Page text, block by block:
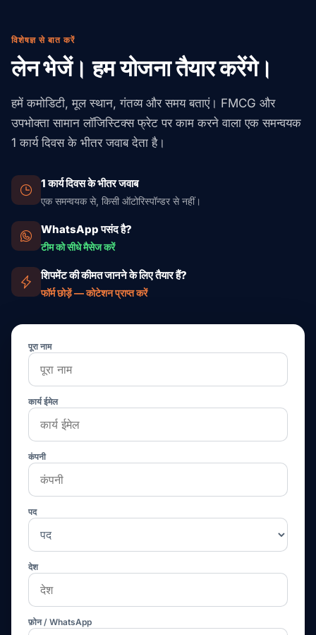
ANVISA (ब्राज़ील), और ISP (चिली) खाद्य, कॉस्मेटिक्स और पर्सनल
केयर को मंज़ूरी देते हैं. हमारा पार्टनर नेटवर्क देश विशेषज्ञ और प्री-
क्लियरेंस पेपरवर्क तैयार रखता है, ताकि आपके शिपमेंट बिना अप्रत्याशित
रुकावट के चलते रहें.
तापमान-नियंत्रित ULD (Envirotainer, va-Q-tec) के साथ IATA
सुरक्षा ऑडिट के लिए HACCP पेपरवर्क, तापमान लॉग और चेन-ऑफ-
है तो हमारी टीम दावों को संभालती है, जिसमें तेज़ स्वैप शिपमेंट शामिल हैं.
विशेषज्ञ से बात करें
लेन भेजें। हम योजना तैयार करेंगे।
हमें कमोडिटी, मूल स्थान, गंतव्य और समय बताएं। FMCG और
उपभोक्ता सामान लॉजिस्टिक्स फ्रेट पर काम करने वाला एक समन्वयक
1 कार्य दिवस के भीतर जवाब देता है।
1 कार्य दिवस के भीतर जवाब
एक समन्वयक से, किसी ऑटोरिस्पॉन्डर से नहीं।
WhatsApp पसंद है?
टीम को सीधे मैसेज करें
शिपमेंट की कीमत जानने के लिए तैयार हैं?
फॉर्म छोड़ें — कोटेशन प्राप्त करें
पूरा नाम
कार्य ईमेल
कंपनी
पद
देश
फ़ोन / WhatsApp